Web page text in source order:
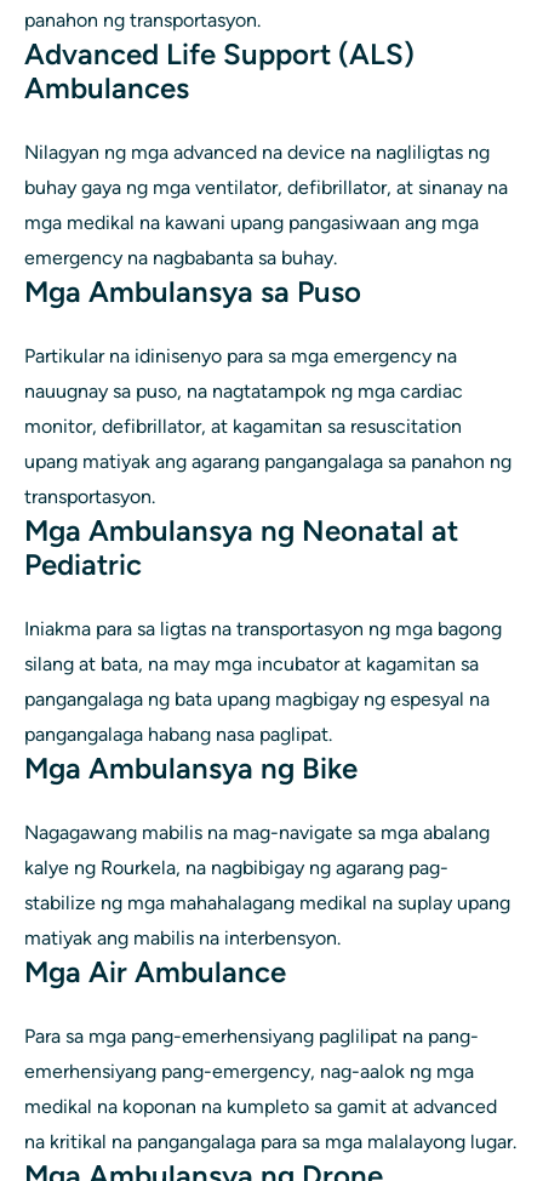
panahon ng transportasyon.
Advanced Life Support (ALS)
Ambulances
Nilagyan ng mga advanced na device na nagliligtas ng
buhay gaya ng mga ventilator, defibrillator, at sinanay na
mga medikal na kawani upang pangasiwaan ang mga
emergency na nagbabanta sa buhay.
Mga Ambulansya sa Puso
Partikular na idinisenyo para sa mga emergency na
nauugnay sa puso, na nagtatampok ng mga cardiac
monitor, defibrillator, at kagamitan sa resuscitation
upang matiyak ang agarang pangangalaga sa panahon ng
transportasyon.
Mga Ambulansya ng Neonatal at
Pediatric
Iniakma para sa ligtas na transportasyon ng mga bagong
silang at bata, na may mga incubator at kagamitan sa
pangangalaga ng bata upang magbigay ng espesyal na
pangangalaga habang nasa paglipat.
Mga Ambulansya ng Bike
Nagagawang mabilis na mag-navigate sa mga abalang
kalye ng Rourkela, na nagbibigay ng agarang pag-
stabilize ng mga mahahalagang medikal na suplay upang
matiyak ang mabilis na interbensyon.
Mga Air Ambulance
Para sa mga pang-emerhensiyang paglilipat na pang-
emerhensiyang pang-emergency, nag-aalok ng mga
medikal na koponan na kumpleto sa gamit at advanced
na kritikal na pangangalaga para sa mga malalayong lugar.